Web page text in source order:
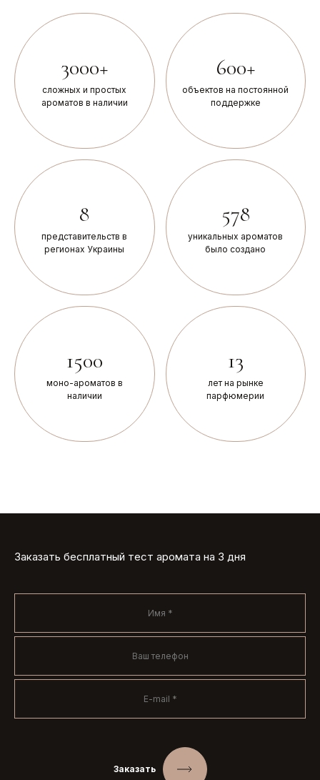
3000+
сложных и простых
ароматов в наличии
600+
объектов на постоянной
поддержке
8
представительств в
регионах Украины
578
уникальных ароматов
было создано
1500
моно-ароматов в
наличии
13
лет на рынке
парфюмерии
Заказать бесплатный тест аромата на 3 дня
Заказать